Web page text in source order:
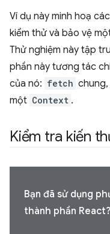
Ví dụ này minh hoạ
kiểm thử và bảo vệ
Thử nghiệm này tập
phần này tương tác
của nó: fetch
một Context .
Kiểm tra kiến
Bạn đã sử dụng
thành phần React?